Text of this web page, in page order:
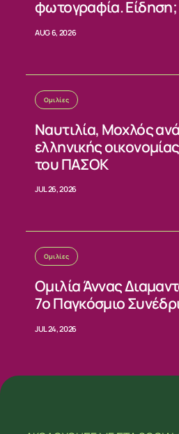
φωτογραφία. Είδηση;
AUG 6, 2026
Ομιλίες
Ναυτιλία, Μοχλός
ελληνικής
του ΠΑΣΟΚ
JUL 26, 2026
Ομιλίες
Ομιλία Άννας
7ο Παγκόσμιο
JUL 24, 2026